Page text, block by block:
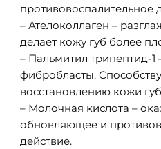
противовоспалительное
– Ателоколлаген –
делает кожу губ более
– Пальмитил трипептид-1
фибробласты.
восстановлению кожи
– Молочная кислота –
обновляющее и
действие.